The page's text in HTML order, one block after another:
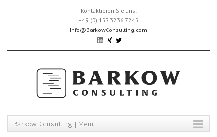
Kontaktieren Sie uns:
+49 (0) 157 3236 7245
Info@BarkowConsulting.com
Barkow Consulting | Menu